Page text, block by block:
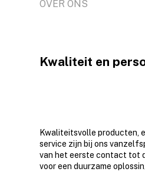
OVER ONS
Kwaliteit en
Kwaliteitsvolle producten,
service zijn bij ons
van het eerste contact tot
voor een duurzame